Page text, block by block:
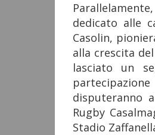
dedicato alle
Casolin,
alla crescita
lasciato un
disputeranno
Rugby
Stadio